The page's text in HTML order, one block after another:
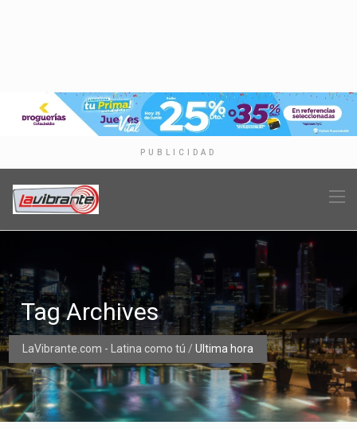
PUBLICIDAD
LaVibrante.com - Latina como tú / Ultima hora
Tag Archives